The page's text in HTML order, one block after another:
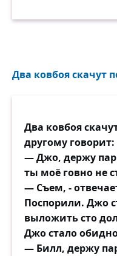
Два ковбоя скачут
Два ковбоя
другому говорит:
— Джо, держу
ты моё говно не
— Съем, -
Поспорили. Джо
выложить сто
Джо стало
— Билл, держу